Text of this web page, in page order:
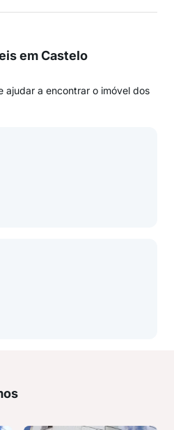
em Castelo
ajudar a encontrar o imóvel dos